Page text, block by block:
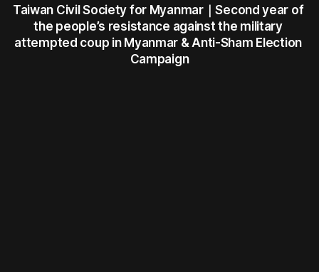
Taiwan Civil Society for Myanmar｜Second year of
the people’s resistance against the military
attempted coup in Myanmar & Anti-Sham Election
Campaign